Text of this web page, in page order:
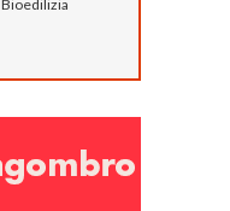
Bioedilizia